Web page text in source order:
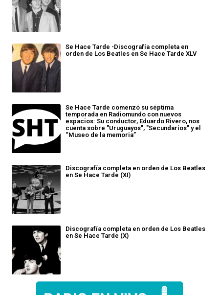
Se Hace Tarde -Discografía completa en
orden de Los Beatles en Se Hace Tarde XLV
Se Hace Tarde comenzó su séptima
temporada en Radiomundo con nuevos
espacios: Su conductor, Eduardo Rivero, nos
cuenta sobre "Uruguayos", "Secundarios" y el
“Museo de la memoria”
Discografía completa en orden de Los Beatles
en Se Hace Tarde (XI)
Discografía completa en orden de Los Beatles
en Se Hace Tarde (X)